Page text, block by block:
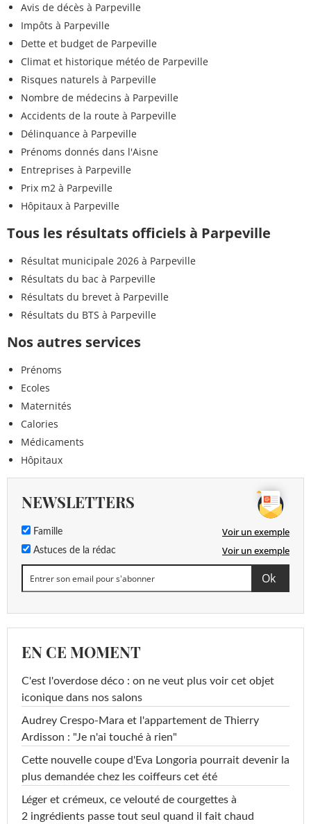
Avis de décès à Parpeville
Impôts à Parpeville
Dette et budget de Parpeville
Climat et historique météo de Parpeville
Risques naturels à Parpeville
Nombre de médecins à Parpeville
Accidents de la route à Parpeville
Délinquance à Parpeville
Prénoms donnés dans l'Aisne
Entreprises à Parpeville
Prix m2 à Parpeville
Hôpitaux à Parpeville
Tous les résultats officiels à Parpeville
Résultat municipale 2026 à Parpeville
Résultats du bac à Parpeville
Résultats du brevet à Parpeville
Résultats du BTS à Parpeville
Nos autres services
Prénoms
Ecoles
Maternités
Calories
Médicaments
Hôpitaux
NEWSLETTERS
Famille Voir un exemple
Astuces de la rédac Voir un exemple
EN CE MOMENT
C'est l'overdose déco : on ne veut plus voir cet objet
iconique dans nos salons
Audrey Crespo-Mara et l'appartement de Thierry
Ardisson : "Je n'ai touché à rien"
Cette nouvelle coupe d'Eva Longoria pourrait devenir la
plus demandée chez les coiffeurs cet été
Léger et crémeux, ce velouté de courgettes à
2 ingrédients passe tout seul quand il fait chaud